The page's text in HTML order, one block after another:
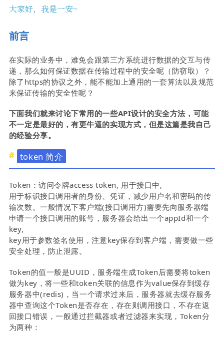
大家好，我是一安~
前言
在实际的业务中，难免会跟第三方系统进行数据的交互与传
递，那么如何保证数据在传输过程中的安全呢（防窃取）？
除了https的协议之外，能不能加上通用的一套算法以及规范
来保证传输的安全性呢？
下面我们就来讨论下常用的一些API设计的安全方法，可能
不一定是最好的，有更牛逼的实现方式，但是这篇是我自己
的经验分享。
token 简介
Token：访问令牌access token, 用于接口中,
用于标识接口调用者的身份、凭证，减少用户名和密码的传
输次数。一般情况下客户端(接口调用方)需要先向服务器端
申请一个接口调用的账号，服务器会给出一个appId和一个
key,
key用于参数签名使用，注意key保存到客户端，需要做一些
安全处理，防止泄露。
Token的值一般是UUID，服务端生成Token后需要将token
做为key，将一些和token关联的信息作为value保存到缓存
服务器中(redis)，当一个请求过来后，服务器就去缓存服务
器中查询这个Token是否存在，存在则调用接口，不存在返
回接口错误，一般通过拦截器或者过滤器来实现，Token分
为两种：